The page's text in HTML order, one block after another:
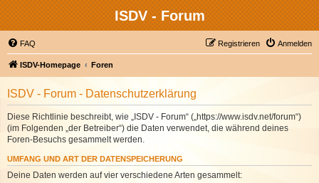
ISDV - Forum
FAQ Anmelden
Registrieren
ISDV-Homepage Foren
ISDV - Forum - Datenschutzerklärung
Diese Richtlinie beschreibt, wie „ISDV - Forum“ („https://www.isdv.net/forum“)
(im Folgenden „der Betreiber“) die Daten verwendet, die während deines
Foren-Besuchs gesammelt werden.
UMFANG UND ART DER DATENSPEICHERUNG
Deine Daten werden auf vier verschiedene Arten gesammelt: